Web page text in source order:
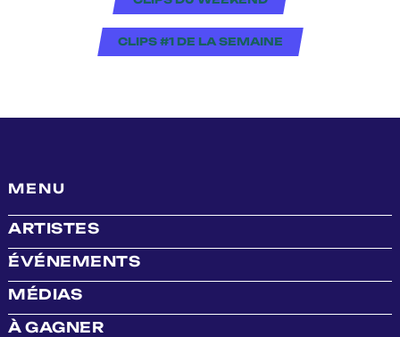
CLIPS #1 DE LA SEMAINE
MENU
ARTISTES
ÉVÉNEMENTS
MÉDIAS
À GAGNER